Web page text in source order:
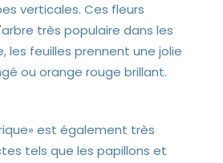
verticales. Ces fleurs
très populaire dans les
les feuilles prennent une jolie
ou orange rouge brillant.
est également très
tels que les papillons et